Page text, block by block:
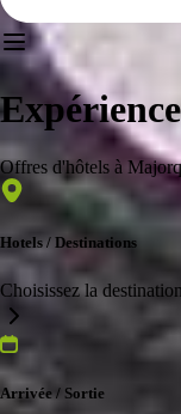
Offres d'hôtels à
Hotels / Destinations
Choisissez la
Arrivée / Sortie